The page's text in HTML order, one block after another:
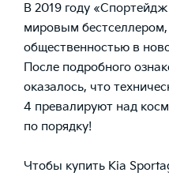
В 2019 году
мировым бестселлером,
общественностью в
После подробного
оказалось, что
4 превалируют над
по порядку!
Чтобы купить Kia